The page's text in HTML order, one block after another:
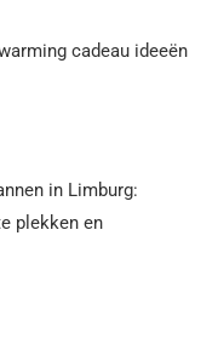
cadeau ideeën
in Limburg:
plekken en